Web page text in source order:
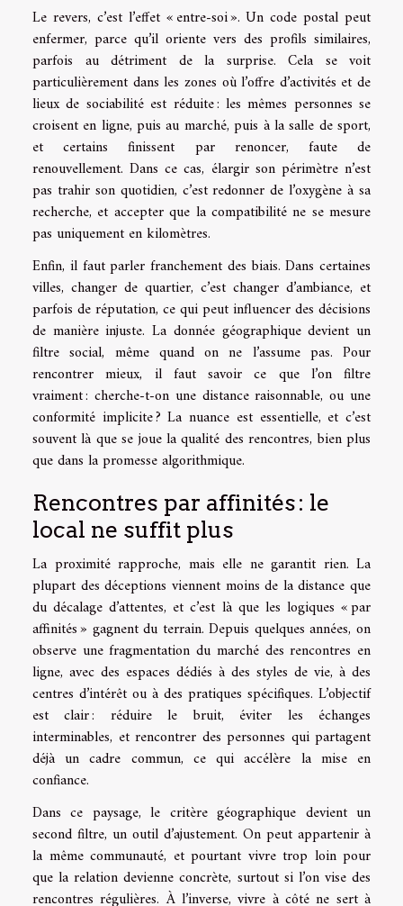
Le revers, c’est l’effet « entre-soi ». Un code postal peut
enfermer, parce qu’il oriente vers des profils similaires,
parfois au détriment de la surprise. Cela se voit
particulièrement dans les zones où l’offre d’activités et de
lieux de sociabilité est réduite : les mêmes personnes se
croisent en ligne, puis au marché, puis à la salle de sport,
et certains finissent par renoncer, faute de
renouvellement. Dans ce cas, élargir son périmètre n’est
pas trahir son quotidien, c’est redonner de l’oxygène à sa
recherche, et accepter que la compatibilité ne se mesure
pas uniquement en kilomètres.
Enfin, il faut parler franchement des biais. Dans certaines
villes, changer de quartier, c’est changer d’ambiance, et
parfois de réputation, ce qui peut influencer des décisions
de manière injuste. La donnée géographique devient un
filtre social, même quand on ne l’assume pas. Pour
rencontrer mieux, il faut savoir ce que l’on filtre
vraiment : cherche-t-on une distance raisonnable, ou une
conformité implicite ? La nuance est essentielle, et c’est
souvent là que se joue la qualité des rencontres, bien plus
que dans la promesse algorithmique.
Rencontres par affinités : le
local ne suffit plus
La proximité rapproche, mais elle ne garantit rien. La
plupart des déceptions viennent moins de la distance que
du décalage d’attentes, et c’est là que les logiques « par
affinités » gagnent du terrain. Depuis quelques années, on
observe une fragmentation du marché des rencontres en
ligne, avec des espaces dédiés à des styles de vie, à des
centres d’intérêt ou à des pratiques spécifiques. L’objectif
est clair : réduire le bruit, éviter les échanges
interminables, et rencontrer des personnes qui partagent
déjà un cadre commun, ce qui accélère la mise en
confiance.
Dans ce paysage, le critère géographique devient un
second filtre, un outil d’ajustement. On peut appartenir à
la même communauté, et pourtant vivre trop loin pour
que la relation devienne concrète, surtout si l’on vise des
rencontres régulières. À l’inverse, vivre à côté ne sert à